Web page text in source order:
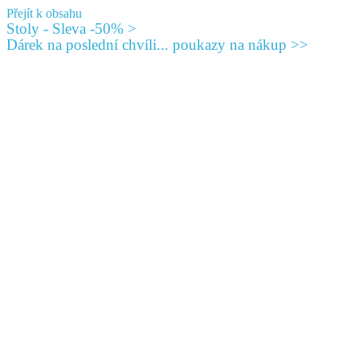
Přejít k obsahu
Stoly - Sleva -50% >
Dárek na poslední chvíli... poukazy na nákup >>